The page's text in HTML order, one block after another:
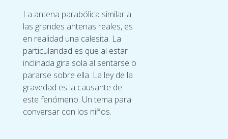
La antena parabólica similar a
las grandes antenas reales, es
en realidad una calesita. La
particularidad es que al estar
inclinada gira sola al sentarse o
pararse sobre ella. La ley de la
gravedad es la causante de
este fenómeno. Un tema para
conversar con los niños.